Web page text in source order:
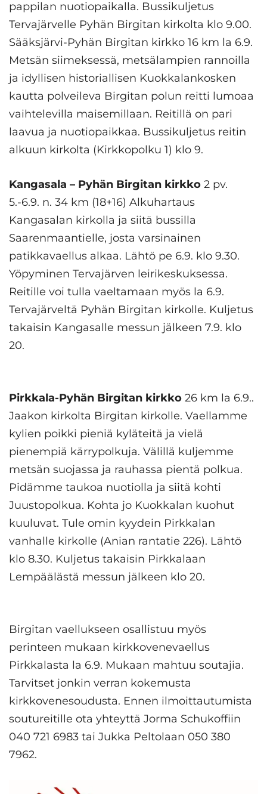
pappilan nuotiopaikalla. Bussikuljetus
Tervajärvelle Pyhän Birgitan kirkolta klo 9.00.
Sääksjärvi-Pyhän Birgitan kirkko 16 km la 6.9.
Metsän siimeksessä, metsälampien rannoilla
ja idyllisen historiallisen Kuokkalankosken
kautta polveileva Birgitan polun reitti lumoaa
vaihtelevilla maisemillaan. Reitillä on pari
laavua ja nuotiopaikkaa. Bussikuljetus reitin
alkuun kirkolta (Kirkkopolku 1) klo 9.
Kangasala – Pyhän Birgitan kirkko 2 pv.
5.-6.9. n. 34 km (18+16) Alkuhartaus
Kangasalan kirkolla ja siitä bussilla
Saarenmaantielle, josta varsinainen
patikkavaellus alkaa. Lähtö pe 6.9. klo 9.30.
Yöpyminen Tervajärven leirikeskuksessa.
Reitille voi tulla vaeltamaan myös la 6.9.
Tervajärveltä Pyhän Birgitan kirkolle. Kuljetus
takaisin Kangasalle messun jälkeen 7.9. klo
20.
Pirkkala-Pyhän Birgitan kirkko 26 km la 6.9..
Jaakon kirkolta Birgitan kirkolle. Vaellamme
kylien poikki pieniä kyläteitä ja vielä
pienempiä kärrypolkuja. Välillä kuljemme
metsän suojassa ja rauhassa pientä polkua.
Pidämme taukoa nuotiolla ja siitä kohti
Juustopolkua. Kohta jo Kuokkalan kuohut
kuuluvat. Tule omin kyydein Pirkkalan
vanhalle kirkolle (Anian rantatie 226). Lähtö
klo 8.30. Kuljetus takaisin Pirkkalaan
Lempäälästä messun jälkeen klo 20.
Birgitan vaellukseen osallistuu myös
perinteen mukaan kirkkovenevaellus
Pirkkalasta la 6.9. Mukaan mahtuu soutajia.
Tarvitset jonkin verran kokemusta
kirkkovenesoudusta. Ennen ilmoittautumista
soutureitille ota yhteyttä Jorma Schukoffiin
040 721 6983 tai Jukka Peltolaan 050 380
7962.